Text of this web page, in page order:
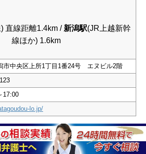
直線距離1.4km / 新潟駅(JR上越新幹
線ほか) 1.6km
市中央区上所1丁目1番24号 エヌビル2階
17:00
lo.jp/
に無料で対応しています。営業時間
る場合があります。